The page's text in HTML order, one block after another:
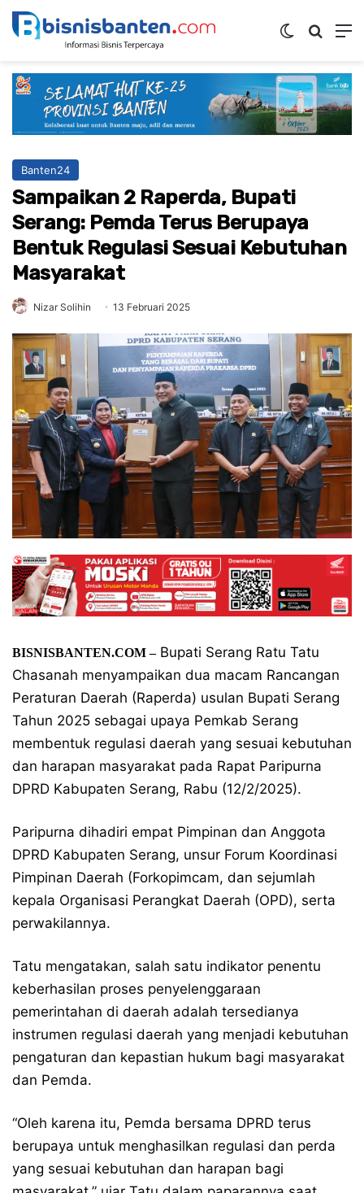
Switch skin
Banten24
Sampaikan 2 Raperda, Bupati
Serang: Pemda Terus Berupaya
Bentuk Regulasi Sesuai Kebutuhan
Masyarakat
Nizar Solihin 13 Februari 2025
BISNISBANTEN.COM –Bupati Serang Ratu Tatu
Chasanah menyampaikan dua macam Rancangan
Peraturan Daerah (Raperda) usulan Bupati Serang
Tahun 2025 sebagai upaya Pemkab Serang
membentuk regulasi daerah yang sesuai kebutuhan
dan harapan masyarakat pada Rapat Paripurna
DPRD Kabupaten Serang, Rabu (12/2/2025).
Paripurna dihadiri empat Pimpinan dan Anggota
DPRD Kabupaten Serang, unsur Forum Koordinasi
Pimpinan Daerah (Forkopimcam, dan sejumlah
kepala Organisasi Perangkat Daerah (OPD), serta
perwakilannya.
Tatu mengatakan, salah satu indikator penentu
keberhasilan proses penyelenggaraan
pemerintahan di daerah adalah tersedianya
instrumen regulasi daerah yang menjadi kebutuhan
pengaturan dan kepastian hukum bagi masyarakat
dan Pemda.
“Oleh karena itu, Pemda bersama DPRD terus
berupaya untuk menghasilkan regulasi dan perda
yang sesuai kebutuhan dan harapan bagi